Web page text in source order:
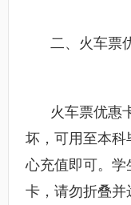
二、火车票
火车票优惠
坏，可用至本科
心充值即可。
卡，请勿折叠并